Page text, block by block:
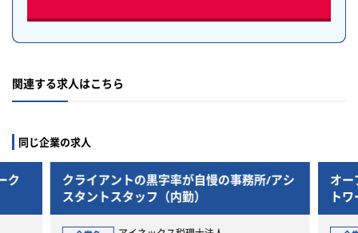
関連する求人はこちら
同じ企業の求人
ク
クライアントの黒字率が自慢の事務所/アシ
スタントスタッフ（内勤）
オー
ト